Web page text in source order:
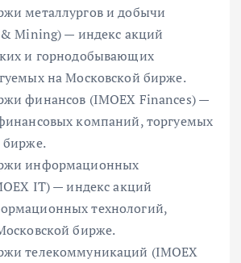
металлургов и добычи
Mining) — индекс акций
и горнодобывающих
на Московской бирже.
финансов (IMOEX Finances) —
компаний, торгуемых
бирже.
информационных
IT) — индекс акций
технологий,
бирже.
телекоммуникаций (IMOEX